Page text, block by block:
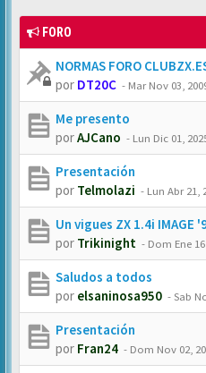
FORO
NORMAS FORO
por DT20C - Mar Nov 03,
Me presento
porAJCano - Lun Dic 01,
Presentación
por Telmolazi - Lun Abr 21,
Un vigues ZX 1.4i IMAGE
por Trikinight - Dom Ene
Saludos a todos
por elsaninosa950 -Sab
Presentación
por Fran24 - Dom Nov 02,